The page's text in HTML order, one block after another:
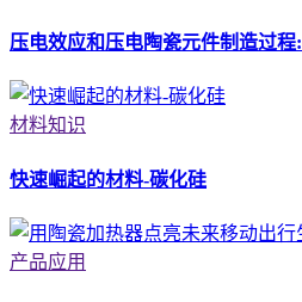
压电效应和压电陶瓷元件制造过
材料知识
快速崛起的材料-碳化硅
产品应用